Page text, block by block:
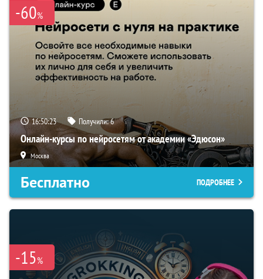
-60%
16:50:22 Получили:6
Онлайн-курсы по нейросетям от академии «Эдюсон»
Москва
Бесплатно ПОДРОБНЕЕ
-15%